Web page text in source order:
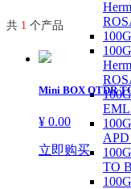
EML
TO
共 1 个产品
Mini BOX OTDR
¥ 0.00
立即购买